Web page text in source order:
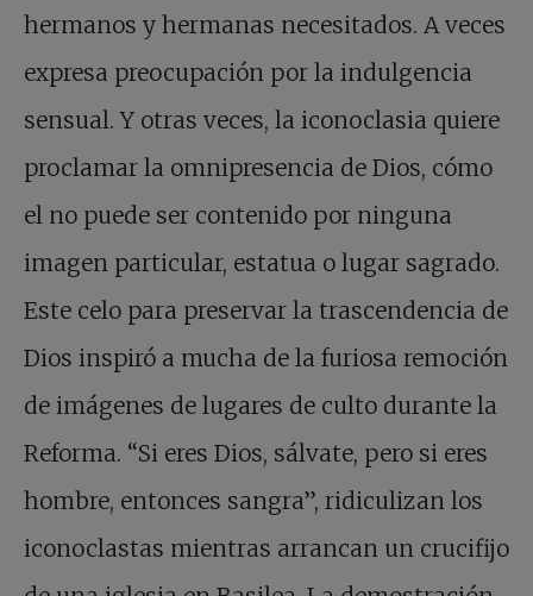
hermanos y hermanas necesitados. A veces
expresa preocupación por la indulgencia
sensual. Y otras veces, la iconoclasia quiere
proclamar la omnipresencia de Dios, cómo
el no puede ser contenido por ninguna
imagen particular, estatua o lugar sagrado.
Este celo para preservar la trascendencia de
Dios inspiró a mucha de la furiosa remoción
de imágenes de lugares de culto durante la
Reforma. “Si eres Dios, sálvate, pero si eres
hombre, entonces sangra”, ridiculizan los
iconoclastas mientras arrancan un crucifijo